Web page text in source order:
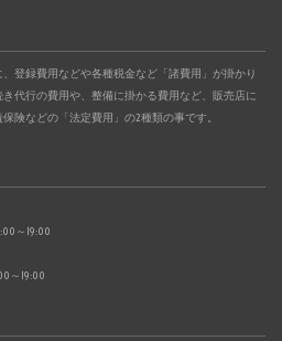
登録費用などや各種税金など「諸費用」が掛かり
代行の費用や、整備に掛かる費用など、販売店に
険などの「法定費用」の2種類の事です。
～19:00
～19:00